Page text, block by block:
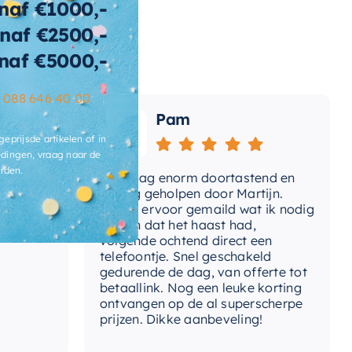
128 KG
afvoerplug Ja
2 jaar
sifon Nee, los bij te bestellen
Ja
3-4 weken
Pam
Vandaag enorm doortastend en
prettig geholpen door Martijn.
Avond ervoor gemaild wat ik nodig
had en dat het haast had,
volgende ochtend direct een
telefoontje. Snel geschakeld
gedurende de dag, van offerte tot
betaallink. Nog een leuke korting
ontvangen op de al superscherpe
prijzen. Dikke aanbeveling!
€1000,-
€2500,-
€5000,-
088 646 40 00
artikelen of in
vraag naar de